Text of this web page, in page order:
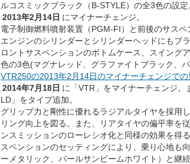
ルコスミックブラック（B-STYLE）の全3色の設定
2013年2月14日 にマイナーチェンジ。
電子制御燃料噴射装置（PGM-FI）と前後のサス
エンジンのシリンダーとシリンダーヘッドにもブ
ロントサスペンションのボトムケース、スイング
色の3色(マグナレッド、グラファイトブラック、
VTR250の2013年2月14日のマイナーチェンジでの
2014年7月18日 に「VTR」をマイナーチェンジ
LD」をタイプ追加。
グリップ力と剛性に優れるラジアルタイヤを採用
リング向上を図る。また、リアタイヤの偏平率を
ンスミッションのローレシオ化と同様の効果を得
スペンションのセッティングにより、乗り心地も
ーメタリック、パールサンビームホワイト）と継